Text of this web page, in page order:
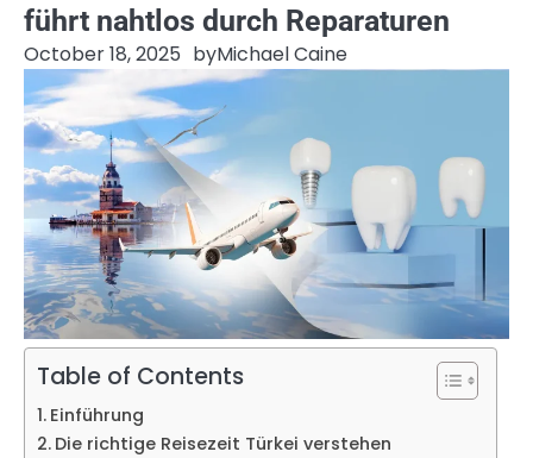
führt nahtlos durch Reparaturen
October 18, 2025 byMichael Caine
Table of Contents
Einführung
Die richtige Reisezeit Türkei verstehen